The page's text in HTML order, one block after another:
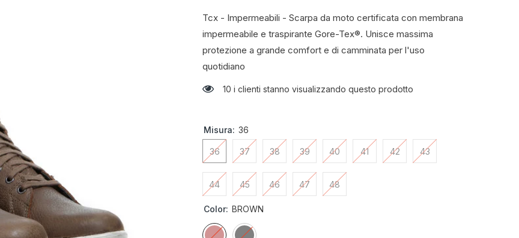
Tcx - Impermeabili - Scarpa da moto certificata con membrana
impermeabile e traspirante Gore-Tex®. Unisce massima
protezione a grande comfort e di camminata per l'uso
quotidiano
10 i clienti stanno visualizzando questo prodotto
Misura: 36
36 37 38 39 40 41 42 43
44 45 46 47 48
Color: BROWN